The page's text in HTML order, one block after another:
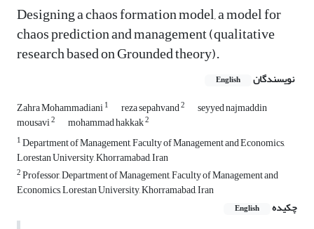
Designing a chaos formation model, a model for
chaos prediction and management (qualitative
research based on Grounded theory).
نویسندگان English
Zahra Mohammadiani1 reza sepahvand2 seyyed najmaddin
mousavi2 mohammad hakkak2
1Department of Management, Faculty of Management and Economics,
Lorestan University, Khorramabad, Iran
2Professor, Department of Management, Faculty of Management and
Economics, Lorestan University, Khorramabad, Iran
چکیده
English